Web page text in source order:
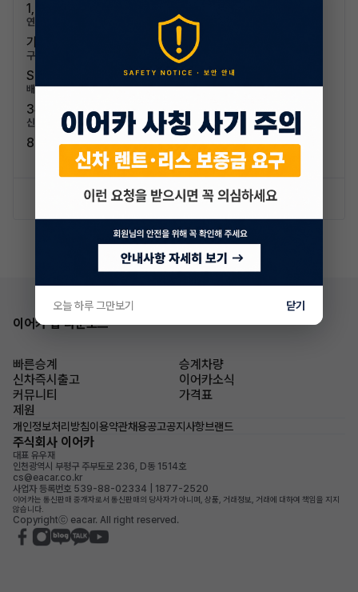
1,945mm / 3,110mm
연료/연비
가솔린 / 7.4km/L (5등급)
구분/좌석
SUV / 7인승
배기량
3496cc
신차가격
82,100,000원
신차 문의하기 승계 리스트
이어카 앱 다운로드
빠른승계
승계차량
신차즉시출고
이어카소식
커뮤니티
가격표
제원
개인정보처리방침이용약관채용공고공지사항브랜드
주식회사 이어카
대표 유우재
인천광역시 부평구 주부토로 236, D동 1514호
cs@eacar.co.kr
사업자 등록번호 539-88-02334 | 1877-2520
이어카는 통신판매 중개자로서 통신판매의 당사자가 아니며, 상품, 거래정보, 거래에 대하여 책임을 지지
않습니다.
Copyrightⓒ eacar. All right reserved.
오늘 하루 그만보기 닫기